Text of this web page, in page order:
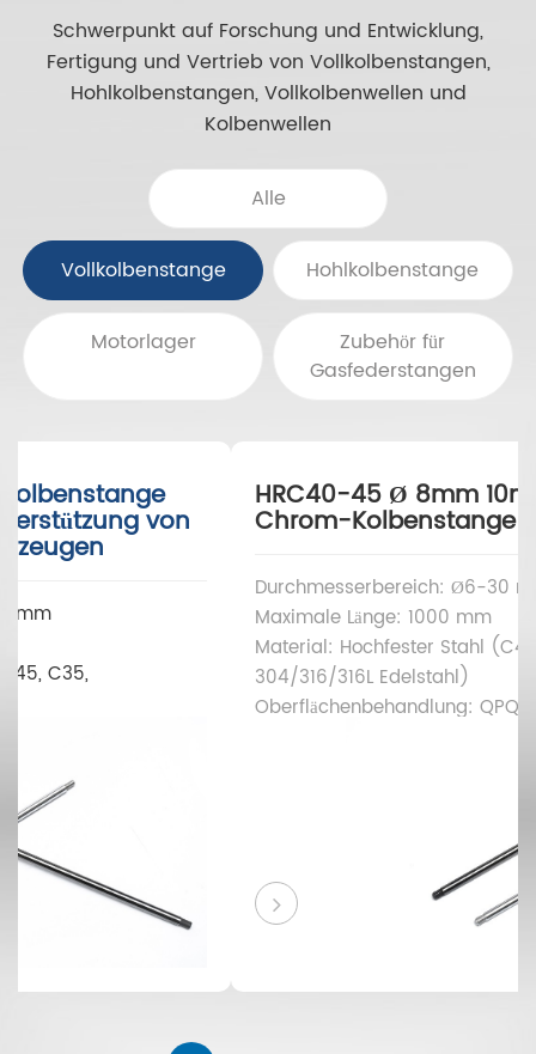
Schwerpunkt auf Forschung und Entwicklung,
Fertigung und Vertrieb von Vollkolbenstangen,
Hohlkolbenstangen, Vollkolbenwellen und
Kolbenwellen
Alle
Vollkolbenstange Hohlkolbenstange
Motorlager
Zubehör für
Gasfederstangen
Speziell angefertigte Kolbenstange
aus 45er Stahl zur Unterstützung von
Gasfedern in Kraftfahrzeugen
Durchmesserbereich: Ø6-30 mm
Maximale Länge: 1000 mm
Material: Hochfester Stahl (C45, C35,
304/316/316L Edelstahl)
Oberflächenhärte: HRC 40-45
Salzsprühtest: über 120 Stunden
Anwendung: Kofferraum und Hupe, Gasfeder,
Dämpfer, Werkzeugkasten